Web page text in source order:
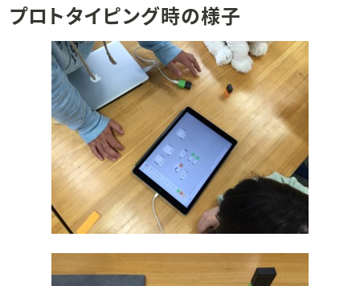
プロトタイピング時の様子